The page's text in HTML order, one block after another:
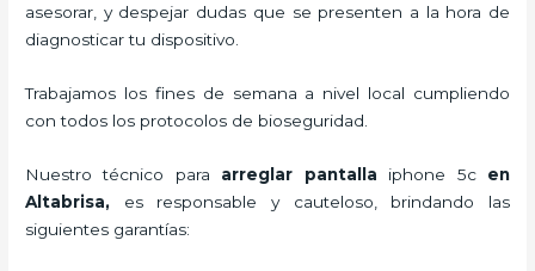
asesorar, y despejar dudas que se presenten a la hora de
diagnosticar tu dispositivo.
Trabajamos los fines de semana a nivel local cumpliendo
con todos los protocolos de bioseguridad.
Nuestro técnico para arreglar pantalla iphone 5cen
Altabrisa, es responsable y cauteloso, brindando las
siguientes garantías: